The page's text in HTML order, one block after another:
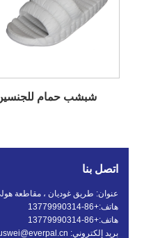
شبشب حمام
اتصل بنا
عنوان: طريق غوديان ، مقاطعة
هاتف:+86-13779990314
هاتف:+86-13779990314
بريد إلكتروني: